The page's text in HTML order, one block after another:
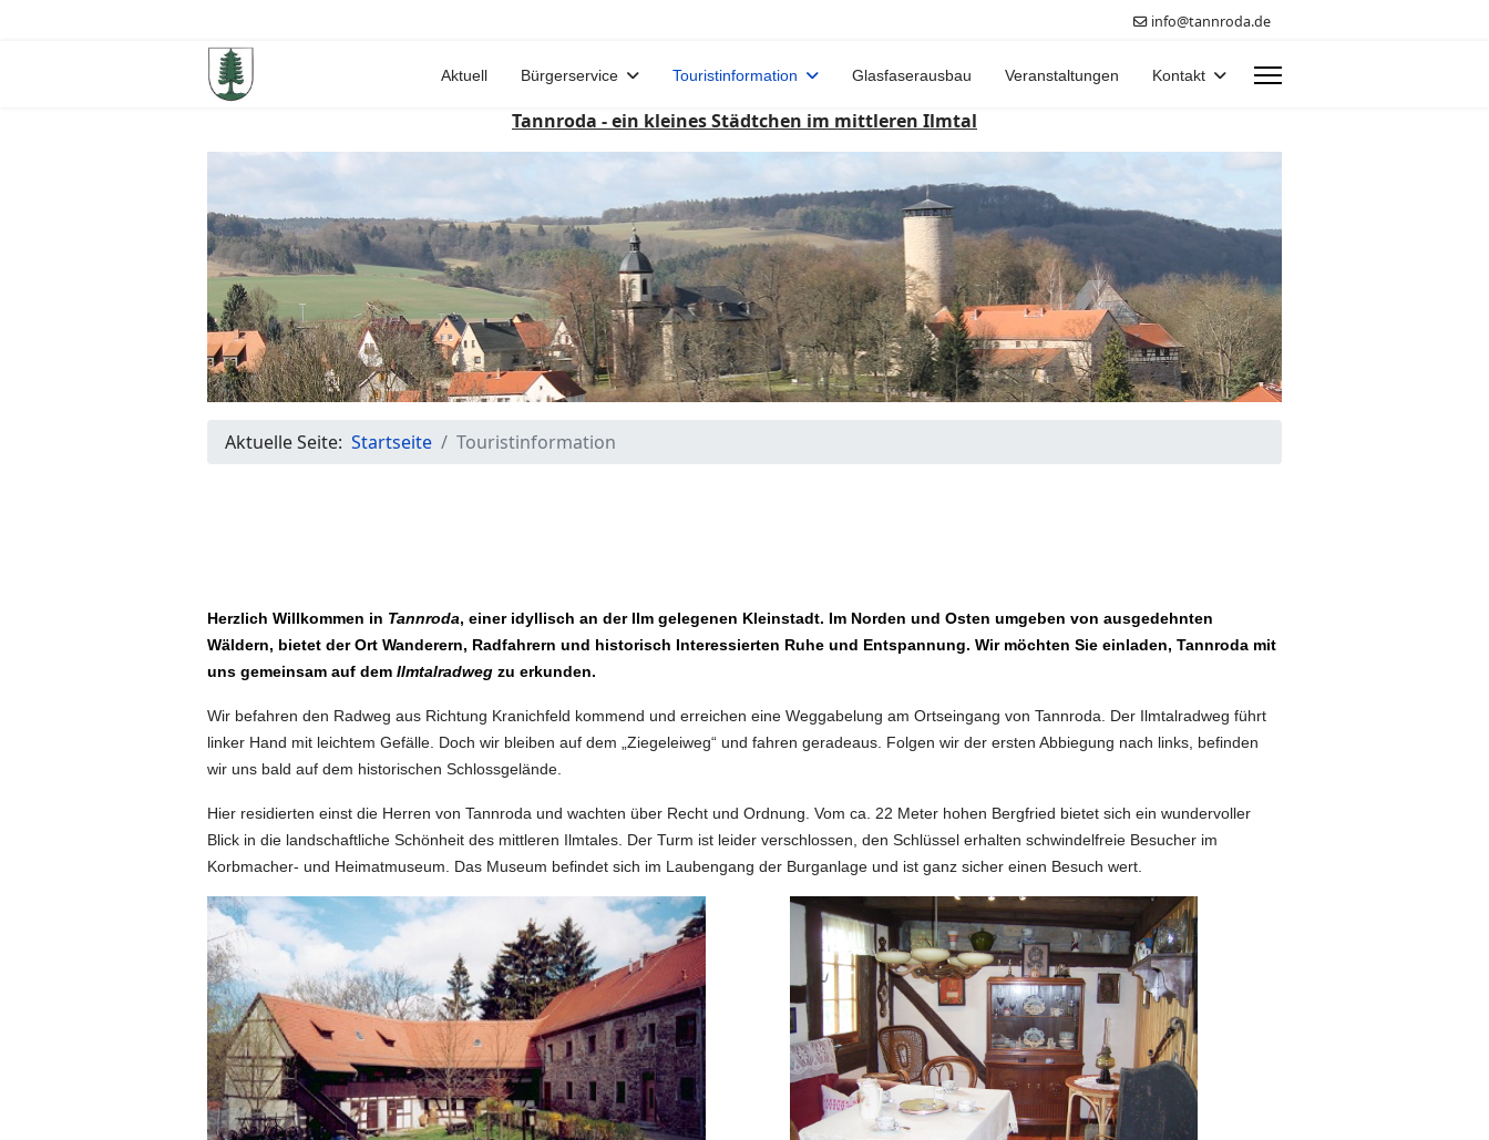
info@tannroda.de
Aktuell Bürgerservice Touristinformation Glasfaserausbau Veranstaltungen Kontakt
Tannroda - ein kleines Städtchen im mittleren Ilmtal
Aktuelle Seite: Startseite Touristinformation
Herzlich Willkommen in Tannroda, einer idyllisch an der Ilm gelegenen Kleinstadt. Im Norden und Osten umgeben von ausgedehnten
Wäldern, bietet der Ort Wanderern, Radfahrern und historisch Interessierten Ruhe und Entspannung. Wir möchten Sie einladen, Tannroda mit
uns gemeinsam auf dem Ilmtalradweg zu erkunden.
Wir befahren den Radweg aus Richtung Kranichfeld kommend und erreichen eine Weggabelung am Ortseingang von Tannroda. Der Ilmtalradweg führt
linker Hand mit leichtem Gefälle. Doch wir bleiben auf dem „Ziegeleiweg“ und fahren geradeaus. Folgen wir der ersten Abbiegung nach links, befinden
wir uns bald auf dem historischen Schlossgelände.
Hier residierten einst die Herren von Tannroda und wachten über Recht und Ordnung. Vom ca. 22 Meter hohen Bergfried bietet sich ein wundervoller
Blick in die landschaftliche Schönheit des mittleren Ilmtales. Der Turm ist leider verschlossen, den Schlüssel erhalten schwindelfreie Besucher im
Korbmacher- und Heimatmuseum. Das Museum befindet sich im Laubengang der Burganlage und ist ganz sicher einen Besuch wert.